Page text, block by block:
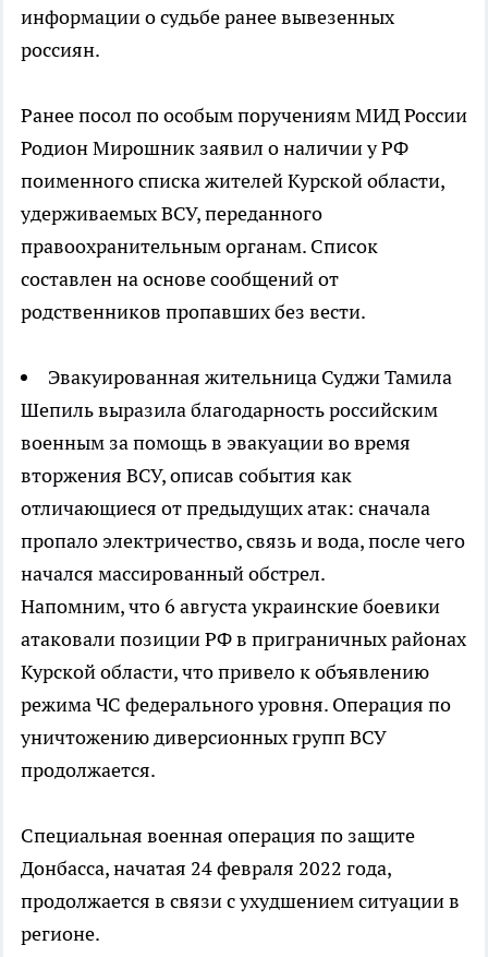
информации о судьбе ранее вывезенных
россиян.
Ранее посол по особым поручениям МИД России
Родион Мирошник заявил о наличии у РФ
поименного списка жителей Курской области,
удерживаемых ВСУ, переданного
правоохранительным органам. Список
составлен на основе сообщений от
родственников пропавших без вести.
Эвакуированная жительница Суджи Тамила
Шепиль выразила благодарность российским
военным за помощь в эвакуации во время
вторжения ВСУ, описав события как
отличающиеся от предыдущих атак: сначала
пропало электричество, связь и вода, после чего
начался массированный обстрел.
Напомним, что 6 августа украинские боевики
атаковали позиции РФ в приграничных районах
Курской области, что привело к объявлению
режима ЧС федерального уровня. Операция по
уничтожению диверсионных групп ВСУ
продолжается.
Специальная военная операция по защите
Донбасса, начатая 24 февраля 2022 года,
продолжается в связи с ухудшением ситуации в
регионе.